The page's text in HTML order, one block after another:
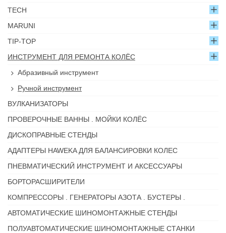
TECH
MARUNI
TIP-TOP
ИНСТРУМЕНТ ДЛЯ РЕМОНТА КОЛЁС
Абразивный инструмент
Ручной инструмент
ВУЛКАНИЗАТОРЫ
ПРОВЕРОЧНЫЕ ВАННЫ . МОЙКИ КОЛЁС
ДИСКОПРАВНЫЕ СТЕНДЫ
АДАПТЕРЫ HAWEKA ДЛЯ БАЛАНСИРОВКИ КОЛЕС
ПНЕВМАТИЧЕСКИЙ ИНСТРУМЕНТ И АКСЕССУАРЫ
БОРТОРАСШИРИТЕЛИ
КОМПРЕССОРЫ . ГЕНЕРАТОРЫ АЗОТА . БУСТЕРЫ .
АВТОМАТИЧЕСКИЕ ШИНОМОНТАЖНЫЕ СТЕНДЫ
ПОЛУАВТОМАТИЧЕСКИЕ ШИНОМОНТАЖНЫЕ СТАНКИ